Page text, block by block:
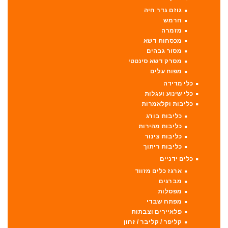
גוזם גדר חיה
חרמש
מזמרה
מכסחות דשא
מסור גבהים
מסרק דשא סינטטי
מפוח עלים
כלי מדידה
כלי שינוע ועגלות
כליבות וקלאמרות
כליבות בורג
כליבות מהירות
כליבות צינור
כליבות ריתוך
כלים ידניים
ארגז כלים מזווד
מברגים
מפסלות
מפתח שבדי
פלאיירים וצבתות
קליפר / קליבר / זחון